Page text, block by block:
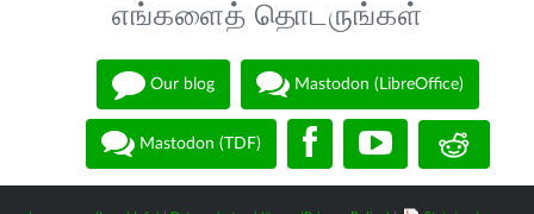
எங்களைத் தொடருங்கள்
Our blog Mastodon (LibreOffice)
Mastodon (TDF)